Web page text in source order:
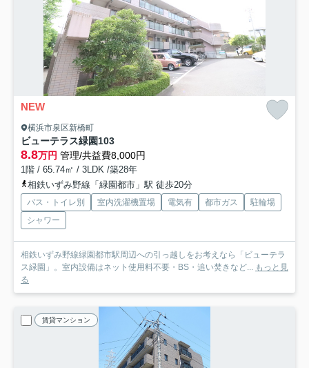
NEW
横浜市泉区新橋町
ビューテラス緑園103
8.8万円 管理/共益費8,000円
1階 / 65.74㎡ / 3LDK /築28年
相鉄いずみ野線「緑園都市」駅 徒歩20分
バス・トイレ別 室内洗濯機置場 電気有 都市ガス
駐輪場
シャワー
相鉄いずみ野線緑園都市駅周辺への引っ越しをお考えなら「ビューテラ
ス緑園」。室内設備はネット使用料不要・BS・追い焚きなど... もっと見
る
賃貸マンション